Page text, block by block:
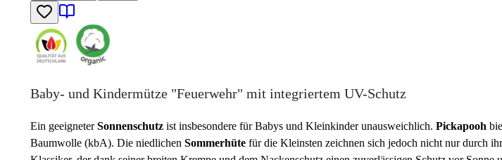
Baby- und Kindermütze "Feuerwehr" mit integriertem UV-Schutz
Ein geeigneterSonnenschutz ist insbesondere für Babys und Kleinkinder unausweichlich. Pickapooh
Baumwolle (kbA). Die niedlichen Sommerhüte für die Kleinsten zeichnen sich jedoch nicht nur durch